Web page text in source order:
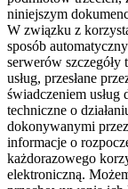
niniejszym
W związku z
sposób
serwerów szczegóły
usług, przesłane
świadczeniem usług
techniczne o
dokonywanymi
informacje o
każdorazowego
elektroniczną.